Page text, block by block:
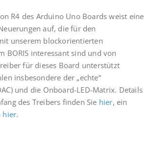
R4 des Arduino Uno Boards weist eine
auf, die für den
unserem blockorientierten
BORIS interessant sind und von
für dieses Board unterstützt
insbesondere der „echte“
und die Onboard-LED-Matrix. Details
des Treibers finden Sie hier, ein
hier.